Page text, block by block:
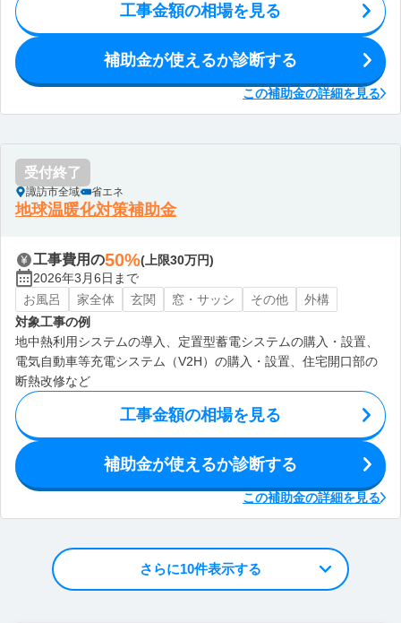
工事金額の相場を見る
補助金が使えるか診断する
この補助金の詳細を見る
受付終了
諏訪市全域 省エネ
地球温暖化対策補助金
工事費用の50%(上限30万円)
2026年3月6日まで
お風呂
家全体 玄関 窓・サッシ その他
外構
対象工事の例
地中熱利用システムの導入、定置型蓄電システムの購入・設置、
電気自動車等充電システム（V2H）の購入・設置、住宅開口部の
断熱改修など
工事金額の相場を見る
補助金が使えるか診断する
この補助金の詳細を見る
さらに10件表示する